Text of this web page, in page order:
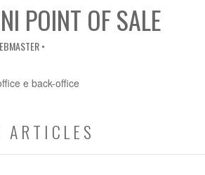
POINT OF SALE
•
e back-office
ARTICLES